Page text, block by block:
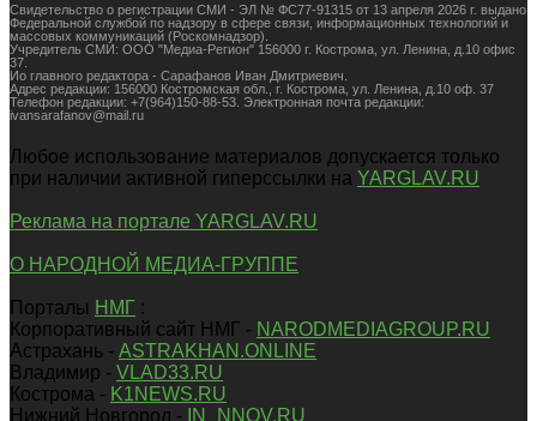
Свидетельство о регистрации СМИ - ЭЛ № ФС77-91315 от 13 апреля 2026 г. выдано
Федеральной службой по надзору в сфере связи, информационных технологий и
массовых коммуникаций (Роскомнадзор).
Учредитель СМИ: ООО "Медиа-Регион" 156000 г. Кострома, ул. Ленина, д.10 офис
37.
Ио главного редактора - Сарафанов Иван Дмитриевич.
Адрес редакции: 156000 Костромская обл., г. Кострома, ул. Ленина, д.10 оф. 37
Телефон редакции: +7(964)150-88-53. Электронная почта редакции:
ivansarafanov@mail.ru
Любое использование материалов допускается только
при наличии активной гиперссылки на YARGLAV.RU
Реклама на портале YARGLAV.RU
О НАРОДНОЙ МЕДИА-ГРУППЕ
Порталы НМГ :
Корпоративный сайт НМГ - NARODMEDIAGROUP.RU
Астрахань - ASTRAKHAN.ONLINE
Владимир - VLAD33.RU
Кострома - K1NEWS.RU
Нижний Новгород -
IN_NNOV.RU